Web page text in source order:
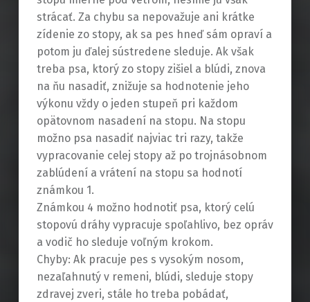
strácať. Za chybu sa nepovažuje ani krátke
zídenie zo stopy, ak sa pes hneď sám opraví a
potom ju ďalej sústredene sleduje. Ak však
treba psa, ktorý zo stopy zišiel a blúdi, znova
na ňu nasadiť, znižuje sa hodnotenie jeho
výkonu vždy o jeden stupeň pri každom
opätovnom nasadení na stopu. Na stopu
možno psa nasadiť najviac tri razy, takže
vypracovanie celej stopy až po trojnásobnom
zablúdení a vrátení na stopu sa hodnotí
známkou 1.
Známkou 4 možno hodnotiť psa, ktorý celú
stopovú dráhy vypracuje spoľahlivo, bez opráv
a vodič ho sleduje voľným krokom.
Chyby: Ak pracuje pes s vysokým nosom,
nezaľahnutý v remeni, blúdi, sleduje stopy
zdravej zveri, stále ho treba pobádať,